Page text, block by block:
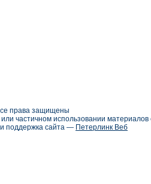
права защищены
частичном использовании
и поддержка сайта — Петерлинк Веб